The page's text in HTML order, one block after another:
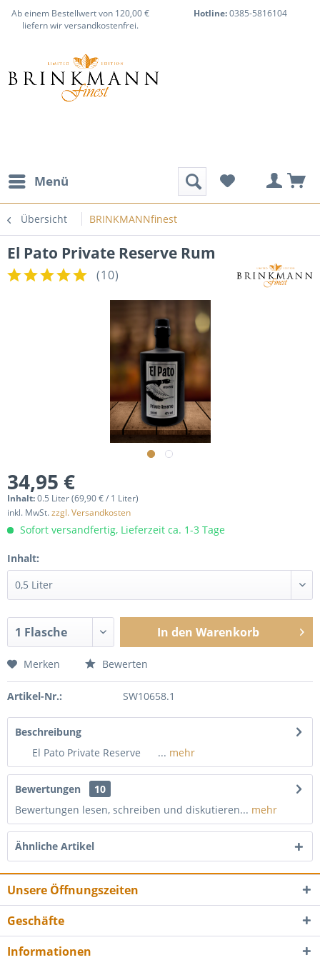
Ab einem Bestellwert von 120,00 €
liefern wir versandkostenfrei.
Hotline:0385-5816104
Menü
Übersicht BRINKMANNfinest
El Pato Private Reserve Rum
(10)
34,95 €
Inhalt:0.5 Liter (69,90 € / 1 Liter)
inkl. MwSt.zzgl. Versandkosten
Sofort versandfertig, Lieferzeit ca. 1-3 Tage
Inhalt:
In den Warenkorb
Merken Bewerten
Artikel-Nr.: SW10658.1
Beschreibung
El Pato Private Reserve ... mehr
Bewertungen
10
Bewertungen lesen, schreiben und diskutieren... mehr
Ähnliche Artikel
Unsere Öffnungszeiten
Geschäfte
Informationen